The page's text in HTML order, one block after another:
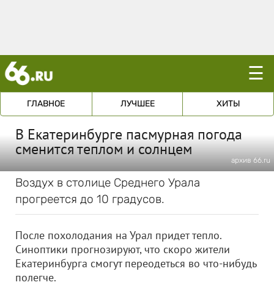
☰
ГЛАВНОЕ ЛУЧШЕЕ ХИТЫ
В Екатеринбурге пасмурная погода
сменится теплом и солнцем
архив 66.ru
Воздух в столице Среднего Урала
прогреется до 10 градусов.
После похолодания на Урал придет тепло.
Синоптики прогнозируют, что скоро жители
Екатеринбурга смогут переодеться во что-нибудь
полегче.